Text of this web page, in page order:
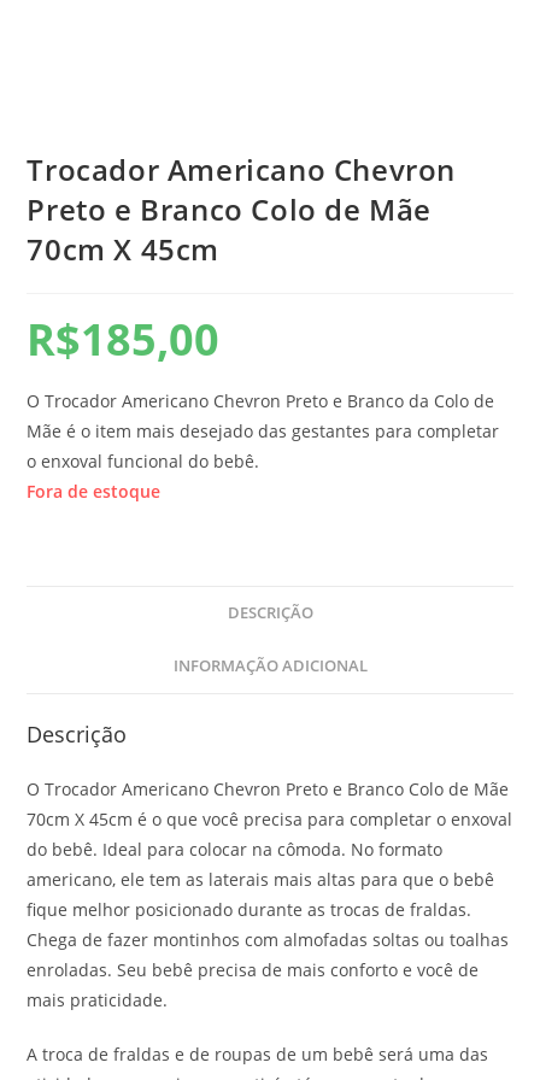
Trocador Americano Chevron
Preto e Branco Colo de Mãe
70cm X 45cm
R$185,00
O Trocador Americano Chevron Preto e Branco da Colo de
Mãe é o item mais desejado das gestantes para completar
o enxoval funcional do bebê.
Fora de estoque
DESCRIÇÃO
INFORMAÇÃO ADICIONAL
Descrição
O Trocador Americano Chevron Preto e Branco Colo de Mãe
70cm X 45cm é o que você precisa para completar o enxoval
do bebê. Ideal para colocar na cômoda. No formato
americano, ele tem as laterais mais altas para que o bebê
fique melhor posicionado durante as trocas de fraldas.
Chega de fazer montinhos com almofadas soltas ou toalhas
enroladas. Seu bebê precisa de mais conforto e você de
mais praticidade.
A troca de fraldas e de roupas de um bebê será uma das